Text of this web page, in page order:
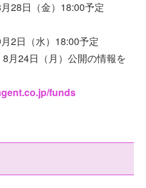
日（金）18:00予定
（水）18:00予定
月24日（月）公開の情報を
funds